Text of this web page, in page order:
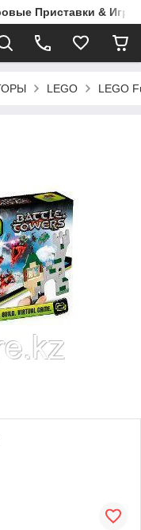
Приставки & Игры
LEGO LEGO